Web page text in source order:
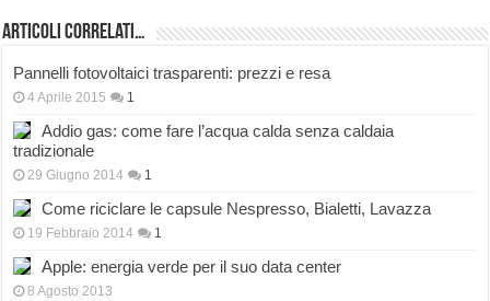
Articoli correlati…
Pannelli fotovoltaici trasparenti: prezzi e resa
4 Aprile 2015 1
Addio gas: come fare l’acqua calda senza caldaia
tradizionale
29 Giugno 2014 1
Come riciclare le capsule Nespresso, Bialetti, Lavazza
19 Febbraio 2014 1
Apple: energia verde per il suo data center
8 Agosto 2013